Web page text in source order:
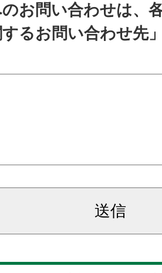
お問い合わせは、
るお問い合わせ先